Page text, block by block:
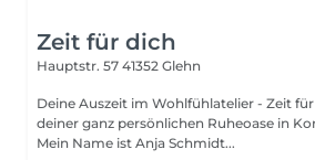
Zeit für dich
Hauptstr. 57 41352 Glehn
Deine Auszeit im Wohlfühlatelier - Zeit für Dich!
deiner ganz persönlichen Ruheoase in
Mein Name ist Anja Schmidt...